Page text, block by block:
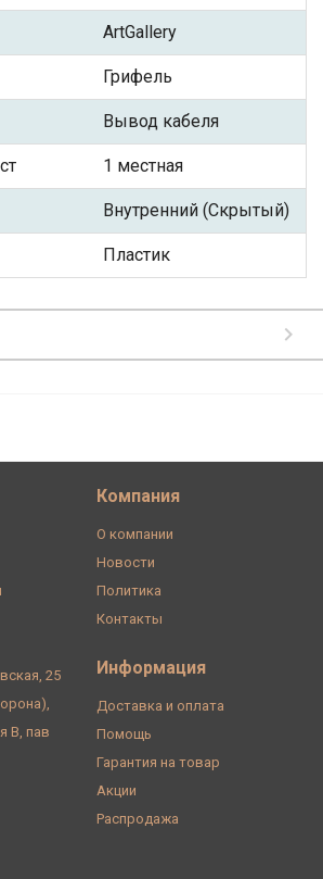
ArtGallery
Грифель
Вывод кабеля
1 местная
Внутренний (Скрытый)
Пластик
25
В, пав
Компания
О компании
Новости
Политика
Контакты
Информация
Доставка и оплата
Помощь
Гарантия на товар
Акции
Распродажа